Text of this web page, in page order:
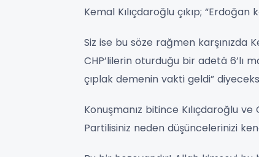
Kemal Kılıçdaroğlu çıkıp;
Siz ise bu söze rağmen karşınızda
CHP’lilerin oturduğu bir adetâ 6’lı
çıplak demenin vakti geldi”
Konuşmanız bitince Kılıçdaroğlu ve
Partilisiniz neden düşüncelerinizi